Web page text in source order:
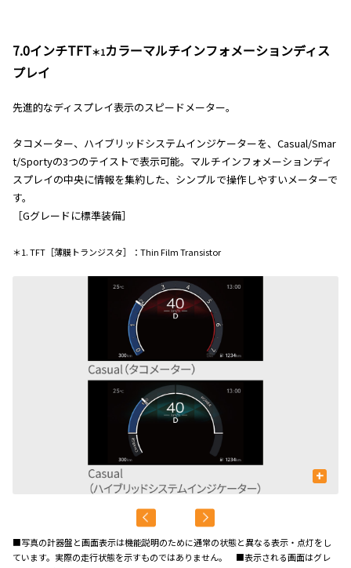
7.0インチTFT＊1カラーマルチインフォメーションディス
プレイ
先進的なディスプレイ表示のスピードメーター。
タコメーター、ハイブリッドシステムインジケーターを、Casual/Smar
t/Sportyの3つのテイストで表示可能。マルチインフォメーションディ
スプレイの中央に情報を集約した、シンプルで操作しやすいメーターで
す。
［Gグレードに標準装備］
＊1. TFT［薄膜トランジスタ］：Thin Film Transistor
+
■写真の計器盤と画面表示は機能説明のために通常の状態と異なる表示・点灯をし
ています。実際の走行状態を示すものではありません。 ■表示される画面はグレ